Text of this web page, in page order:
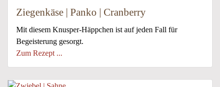
Ziegenkäse | Panko | Cranberry
Mit diesem Knusper-Häppchen ist auf jeden Fall für
Begeisterung gesorgt.
Zum Rezept ...